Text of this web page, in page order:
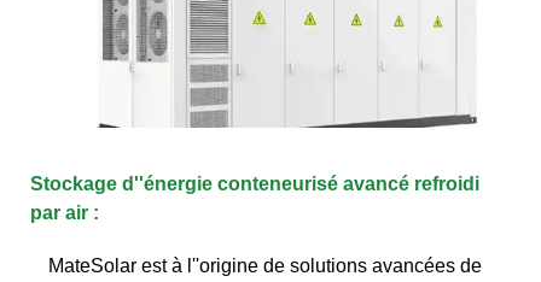
Stockage d''énergie conteneurisé avancé refroidi
par air :
MateSolar est à l''origine de solutions avancées de